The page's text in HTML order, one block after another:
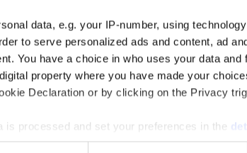
data, e.g. your IP-number, using
to serve personalized ads and content, ad
You have a choice in who uses your data and
property where you have made your
Declaration or by clicking on the Privacy
is processed and set your preferences in the
som lukkes med et tæt låg. Pas på ikke
er aftømt kan processen gentages ved at
bortkastet.
at gå i opløsning, kan mindre